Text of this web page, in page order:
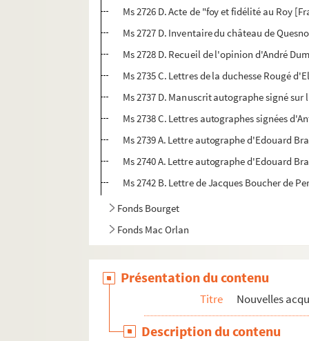
Ms 2726 D. Acte de "foy et fidélité au Roy
Ms 2727 D. Inventaire du château de
Ms 2728 D. Recueil de l'opinion d'André
Ms 2735 C. Lettres de la duchesse Rougé
Ms 2737 D. Manuscrit autographe signé
Ms 2738 C. Lettres autographes signées
Ms 2739 A. Lettre autographe d'Edouard
Ms 2740 A. Lettre autographe d'Edouard
Ms 2742 B. Lettre de Jacques Boucher de
Fonds Bourget
Fonds Mac Orlan
Présentation du contenu
Titre Nouvelles
Description du contenu